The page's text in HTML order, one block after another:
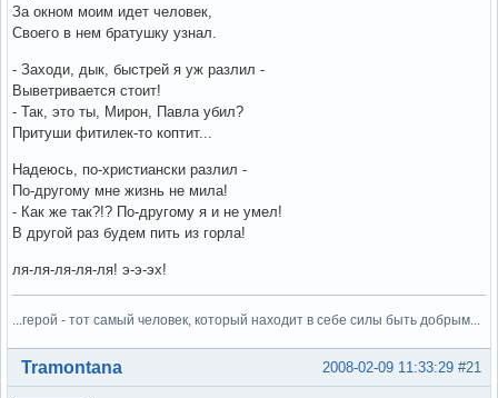
За окном моим идет человек,
Своего в нем братушку узнал.
- Заходи, дык, быстрей я уж разлил -
Выветривается стоит!
- Так, это ты, Мирон, Павла убил?
Притуши фитилек-то коптит...
Надеюсь, по-христиански разлил -
По-другому мне жизнь не мила!
- Как же так?!? По-другому я и не умел!
В другой раз будем пить из горла!
ля-ля-ля-ля-ля! э-э-эх!
...герой - тот самый человек, который находит в себе силы быть добрым...
Вне форума #21
2008-02-09 11:33:29
Tramontana